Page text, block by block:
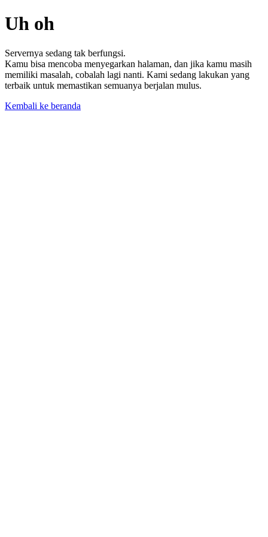
Uh oh
Servernya sedang tak berfungsi.
Kamu bisa mencoba menyegarkan halaman, dan jika kamu masih
memiliki masalah, cobalah lagi nanti. Kami sedang lakukan yang
terbaik untuk memastikan semuanya berjalan mulus.
Kembali ke beranda